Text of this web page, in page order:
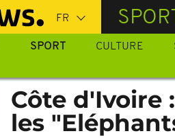
SPORT CULTURE
Côte d'Ivoire
les